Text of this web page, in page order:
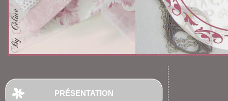
PRÉSENTATION